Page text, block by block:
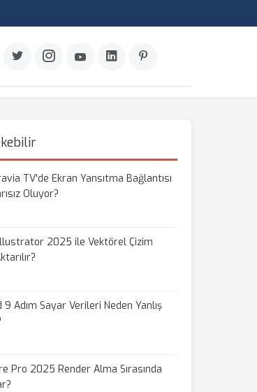
TV'de Ekran Yansıtma Bağlantısı
Oluyor?
2025 ile Vektörel Çizim
9 Adım Sayar Verileri Neden Yanlış
Pro 2025 Render Alma Sırasında